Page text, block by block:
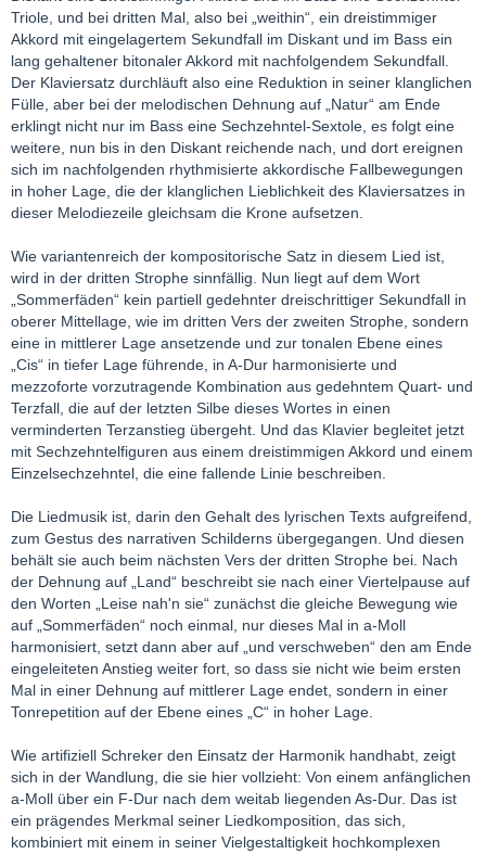
Triole, und bei dritten Mal, also bei „weithin“, ein dreistimmiger
Akkord mit eingelagertem Sekundfall im Diskant und im Bass ein
lang gehaltener bitonaler Akkord mit nachfolgendem Sekundfall.
Der Klaviersatz durchläuft also eine Reduktion in seiner klanglichen
Fülle, aber bei der melodischen Dehnung auf „Natur“ am Ende
erklingt nicht nur im Bass eine Sechzehntel-Sextole, es folgt eine
weitere, nun bis in den Diskant reichende nach, und dort ereignen
sich im nachfolgenden rhythmisierte akkordische Fallbewegungen
in hoher Lage, die der klanglichen Lieblichkeit des Klaviersatzes in
dieser Melodiezeile gleichsam die Krone aufsetzen.
Wie variantenreich der kompositorische Satz in diesem Lied ist,
wird in der dritten Strophe sinnfällig. Nun liegt auf dem Wort
„Sommerfäden“ kein partiell gedehnter dreischrittiger Sekundfall in
oberer Mittellage, wie im dritten Vers der zweiten Strophe, sondern
eine in mittlerer Lage ansetzende und zur tonalen Ebene eines
„Cis“ in tiefer Lage führende, in A-Dur harmonisierte und
mezzoforte vorzutragende Kombination aus gedehntem Quart- und
Terzfall, die auf der letzten Silbe dieses Wortes in einen
verminderten Terzanstieg übergeht. Und das Klavier begleitet jetzt
mit Sechzehntelfiguren aus einem dreistimmigen Akkord und einem
Einzelsechzehntel, die eine fallende Linie beschreiben.
Die Liedmusik ist, darin den Gehalt des lyrischen Texts aufgreifend,
zum Gestus des narrativen Schilderns übergegangen. Und diesen
behält sie auch beim nächsten Vers der dritten Strophe bei. Nach
der Dehnung auf „Land“ beschreibt sie nach einer Viertelpause auf
den Worten „Leise nah'n sie“ zunächst die gleiche Bewegung wie
auf „Sommerfäden“ noch einmal, nur dieses Mal in a-Moll
harmonisiert, setzt dann aber auf „und verschweben“ den am Ende
eingeleiteten Anstieg weiter fort, so dass sie nicht wie beim ersten
Mal in einer Dehnung auf mittlerer Lage endet, sondern in einer
Tonrepetition auf der Ebene eines „C“ in hoher Lage.
Wie artifiziell Schreker den Einsatz der Harmonik handhabt, zeigt
sich in der Wandlung, die sie hier vollzieht: Von einem anfänglichen
a-Moll über ein F-Dur nach dem weitab liegenden As-Dur. Das ist
ein prägendes Merkmal seiner Liedkomposition, das sich,
kombiniert mit einem in seiner Vielgestaltigkeit hochkomplexen